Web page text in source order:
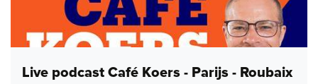
Live podcast Café Koers - Parijs - Roubaix